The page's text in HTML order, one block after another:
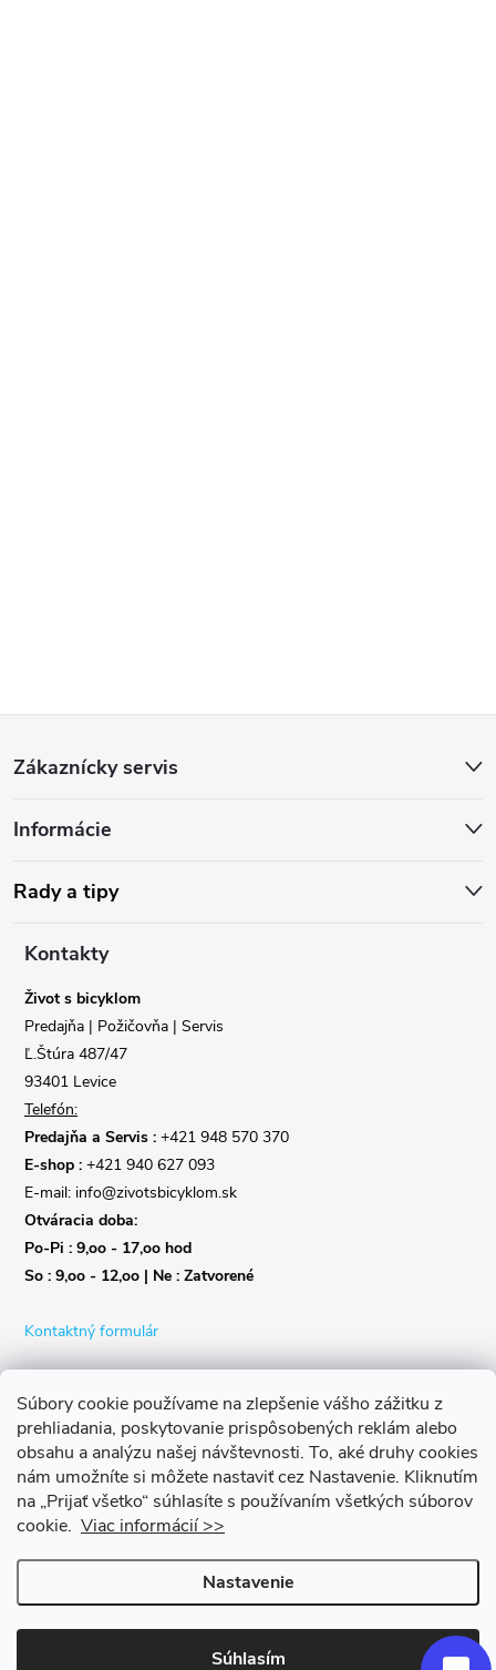
Súbory cookie používame na zlepšenie vášho zážitku z
prehliadania, poskytovanie prispôsobených reklám alebo
obsahu a analýzu našej návštevnosti. To, aké druhy cookies
nám umožníte si môžete nastaviť cez Nastavenie. Kliknutím
na „Prijať všetko“ súhlasíte s používaním všetkých súborov
cookie. Viac informácií >>
Nastavenie
Súhlasím
p
ä
Zákaznícky servis
Informácie
Rady a tipy
Kontakty
Život s bicyklom
Predajňa | Požičovňa | Servis
Ľ.Štúra 487/47
93401 Levice
Telefón:
Predajňa a Servis : +421 948 570 370
E-shop : +421 940 627 093
E-mail: info@zivotsbicyklom.sk
Otváracia doba:
Po-Pi : 9,oo - 17,oo hod
So : 9,oo - 12,oo | Ne : Zatvorené
Kontaktný formulár
Copyright 2026Život s bicyklom. Všetky práva vyhradené.Upraviť
nastavenie cookies